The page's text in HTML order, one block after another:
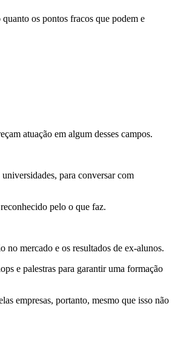
os pontos fracos que podem e
atuação em algum desses campos.
para conversar com
pelo o que faz.
no mercado e os resultados de ex-alunos.
e palestras para garantir uma formação
empresas, portanto, mesmo que isso não